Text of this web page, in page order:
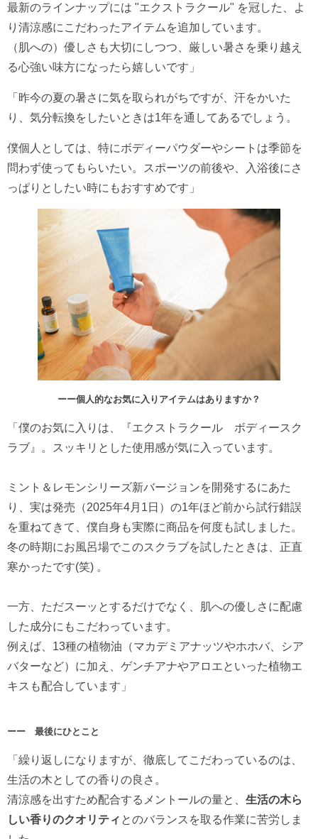
最新のラインナップには "エクストラクール" を冠した、よ
り清涼感にこだわったアイテムを追加しています。
（肌への）優しさも大切にしつつ、厳しい暑さを乗り越え
る心強い味方になったら嬉しいです」
「昨今の夏の暑さに気を取られがちですが、汗をかいた
り、気分転換をしたいときは1年を通してあるでしょう。
僕個人としては、特にボディーパウダーやシートは季節を
問わず使ってもらいたい。スポーツの前後や、入浴後にさ
っぱりとしたい時にもおすすめです」
ーー個人的なお気に入りアイテムはありますか？
「僕のお気に入りは、『エクストラクール ボディースク
ラブ』。スッキリとした使用感が気に入っています。
ミント＆レモンシリーズ新バージョンを開発するにあた
り、実は発売（2025年4月1日）の1年ほど前から試行錯誤
を重ねてきて、僕自身も実際に商品を何度も試しました。
冬の時期にお風呂場でこのスクラブを試したときは、正直
寒かったです(笑) 。
一方、ただスーッとするだけでなく、肌への優しさに配慮
した成分にもこだわっています。
例えば、13種の植物油（マカデミアナッツやホホバ、シア
バターなど）に加え、ゲンチアナやアロエといった植物エ
キスも配合しています」
ーー 最後にひとこと
「繰り返しになりますが、徹底してこだわっているのは、
生活の木としての香りの良さ。
清涼感を出すため配合するメントールの量と、 生活の木ら
しい香りのクオリティ とのバランスを取る作業に苦労しま